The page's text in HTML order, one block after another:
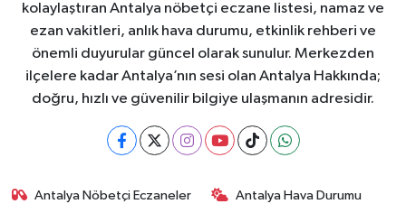
kolaylaştıran Antalya nöbetçi eczane listesi, namaz ve
ezan vakitleri, anlık hava durumu, etkinlik rehberi ve
önemli duyurular güncel olarak sunulur. Merkezden
ilçelere kadar Antalya’nın sesi olan Antalya Hakkında;
doğru, hızlı ve güvenilir bilgiye ulaşmanın adresidir.
Antalya Nöbetçi Eczaneler Antalya Hava Durumu